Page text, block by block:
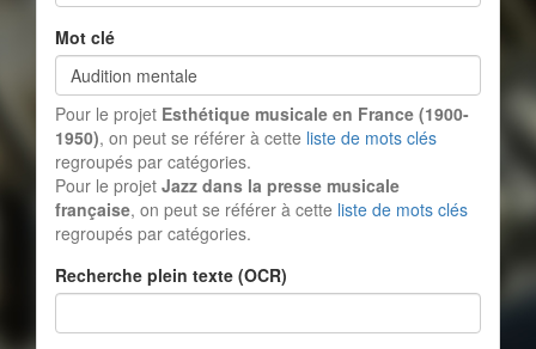
Mot clé
Pour le projet Esthétique musicale en France (1900-
1950), on peut se référer à cette liste de mots clés
regroupés par catégories.
Pour le projet Jazz dans la presse musicale
française, on peut se référer à cette liste de mots clés
regroupés par catégories.
Recherche plein texte (OCR)